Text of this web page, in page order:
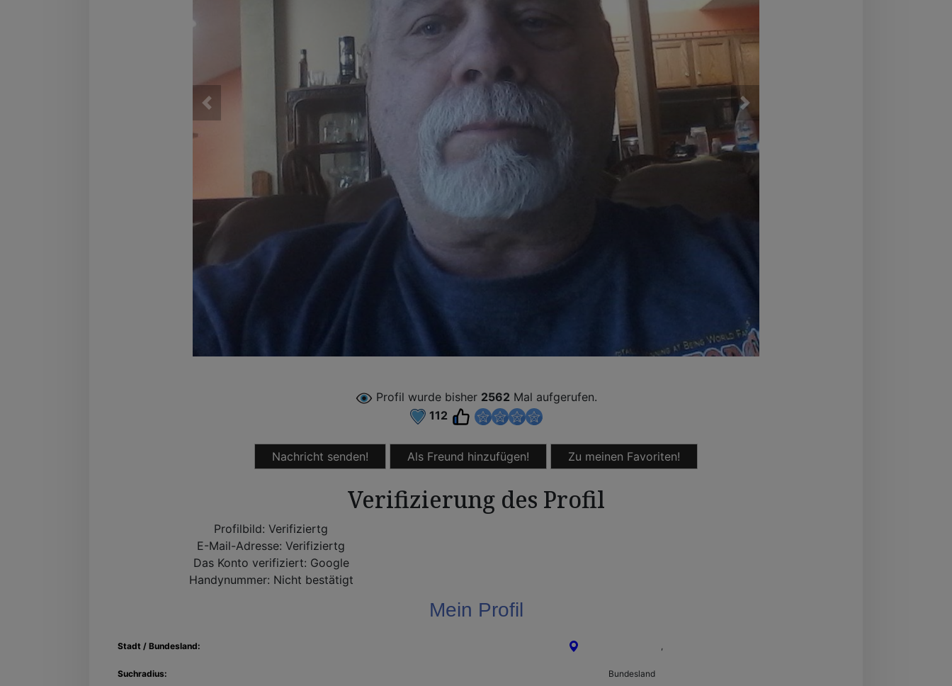
Profil wurde bisher 2562Mal aufgerufen.
112
Nachricht senden! Als Freund hinzufügen! Zu meinen Favoriten!
Verifizierung des Profil
Profilbild: Verifiziertg
E-Mail-Adresse: Verifiziertg
Das Konto verifiziert: Google
Handynummer: Nicht bestätigt
Mein Profil
Stadt / Bundesland:
Suchradius: Bundesland